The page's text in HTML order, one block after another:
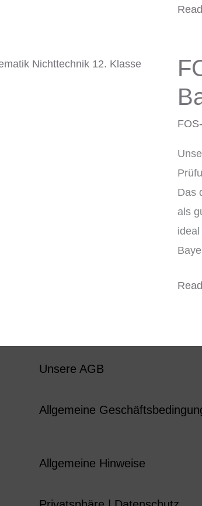
Das
als
MNT
2025
Unsere AGB
Allgemeine
Allgemeine Hinweise